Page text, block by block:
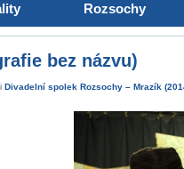
Rozsochy
bez názvu)
Divadelní spolek Rozsochy – Mrazík